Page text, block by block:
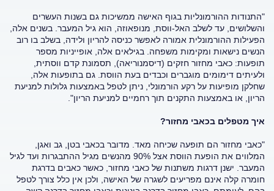
"התנודות ההורמונליות בגוף האישה ממשיכות גם בשנות העשרים
והשלושים, עד לשלב האל-ווסת, מנופאוזה, הוא גיל המעבר. בשנים אלה,
הפעילות ההורמונלית אמורה לאפשר כניסה להריון ולידה, בשלב בו רוב
הנשים נישאות ומקימות משפחה. בגילאים אלה, אופייניות מספר
תופעות: כאבי מחזור חזקים (דיסמנוריאה), תסמונת קדם ווסתית,
ולעיתים דימומים מוגברים וכבדים בעת הווסת. גם בתופעות אלה,
שחלקן מופיעות על רקע הורמונלי, ניתן לטפל באמצעות גלולות למניעת
הריון, או באמצעות התקנים תוך רחמיים למניעת הריון".
איך מטפלים בכאבי מחזור?
"כאבי מחזור הם תופעה שכיחה מאד. מדובר בכאבי בטן, גב ואגן,
המלווים את הופעת הווסת אצל 90% מהנשים מגיל ההתבגרות ועד לגיל
המעבר. ישנן דרגות משתנות של כאבי מחזור, כאשר כאבים בדרגת
חומרה קלה אינם מפריעים לשגרה של האישה, ולכן אין כלל צורך לטפל